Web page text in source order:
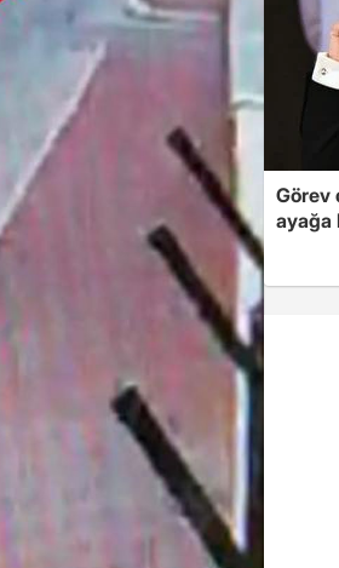
Görev
ayağa